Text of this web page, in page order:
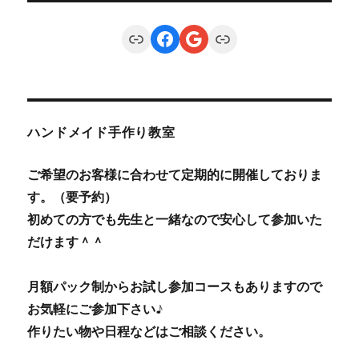
LinkFacebook
Google
Link
ハンドメイド手作り教室
ご希望のお客様に合わせて定期的に開催しておりま
す。（要予約）
初めての方でも先生と一緒なので安心して参加いた
だけます＾＾
月額パック制からお試し参加コースもありますので
お気軽にご参加下さい♪
作りたい物や日程などはご相談ください。